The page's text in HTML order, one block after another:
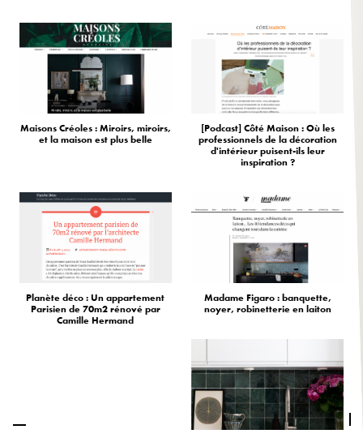
Maisons Créoles : Miroirs, miroirs,
et la maison est plus belle
[Podcast] Côté Maison : Où les
professionnels de la décoration
d'intérieur puisent-ils leur
inspiration ?
Planète déco : Un appartement
Parisien de 70m2 rénové par
Camille Hermand
Madame Figaro : banquette,
noyer, robinetterie en laiton